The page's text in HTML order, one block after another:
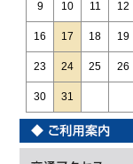
9 10 11 12
16 17 18 19
23 24 25 26
30 31